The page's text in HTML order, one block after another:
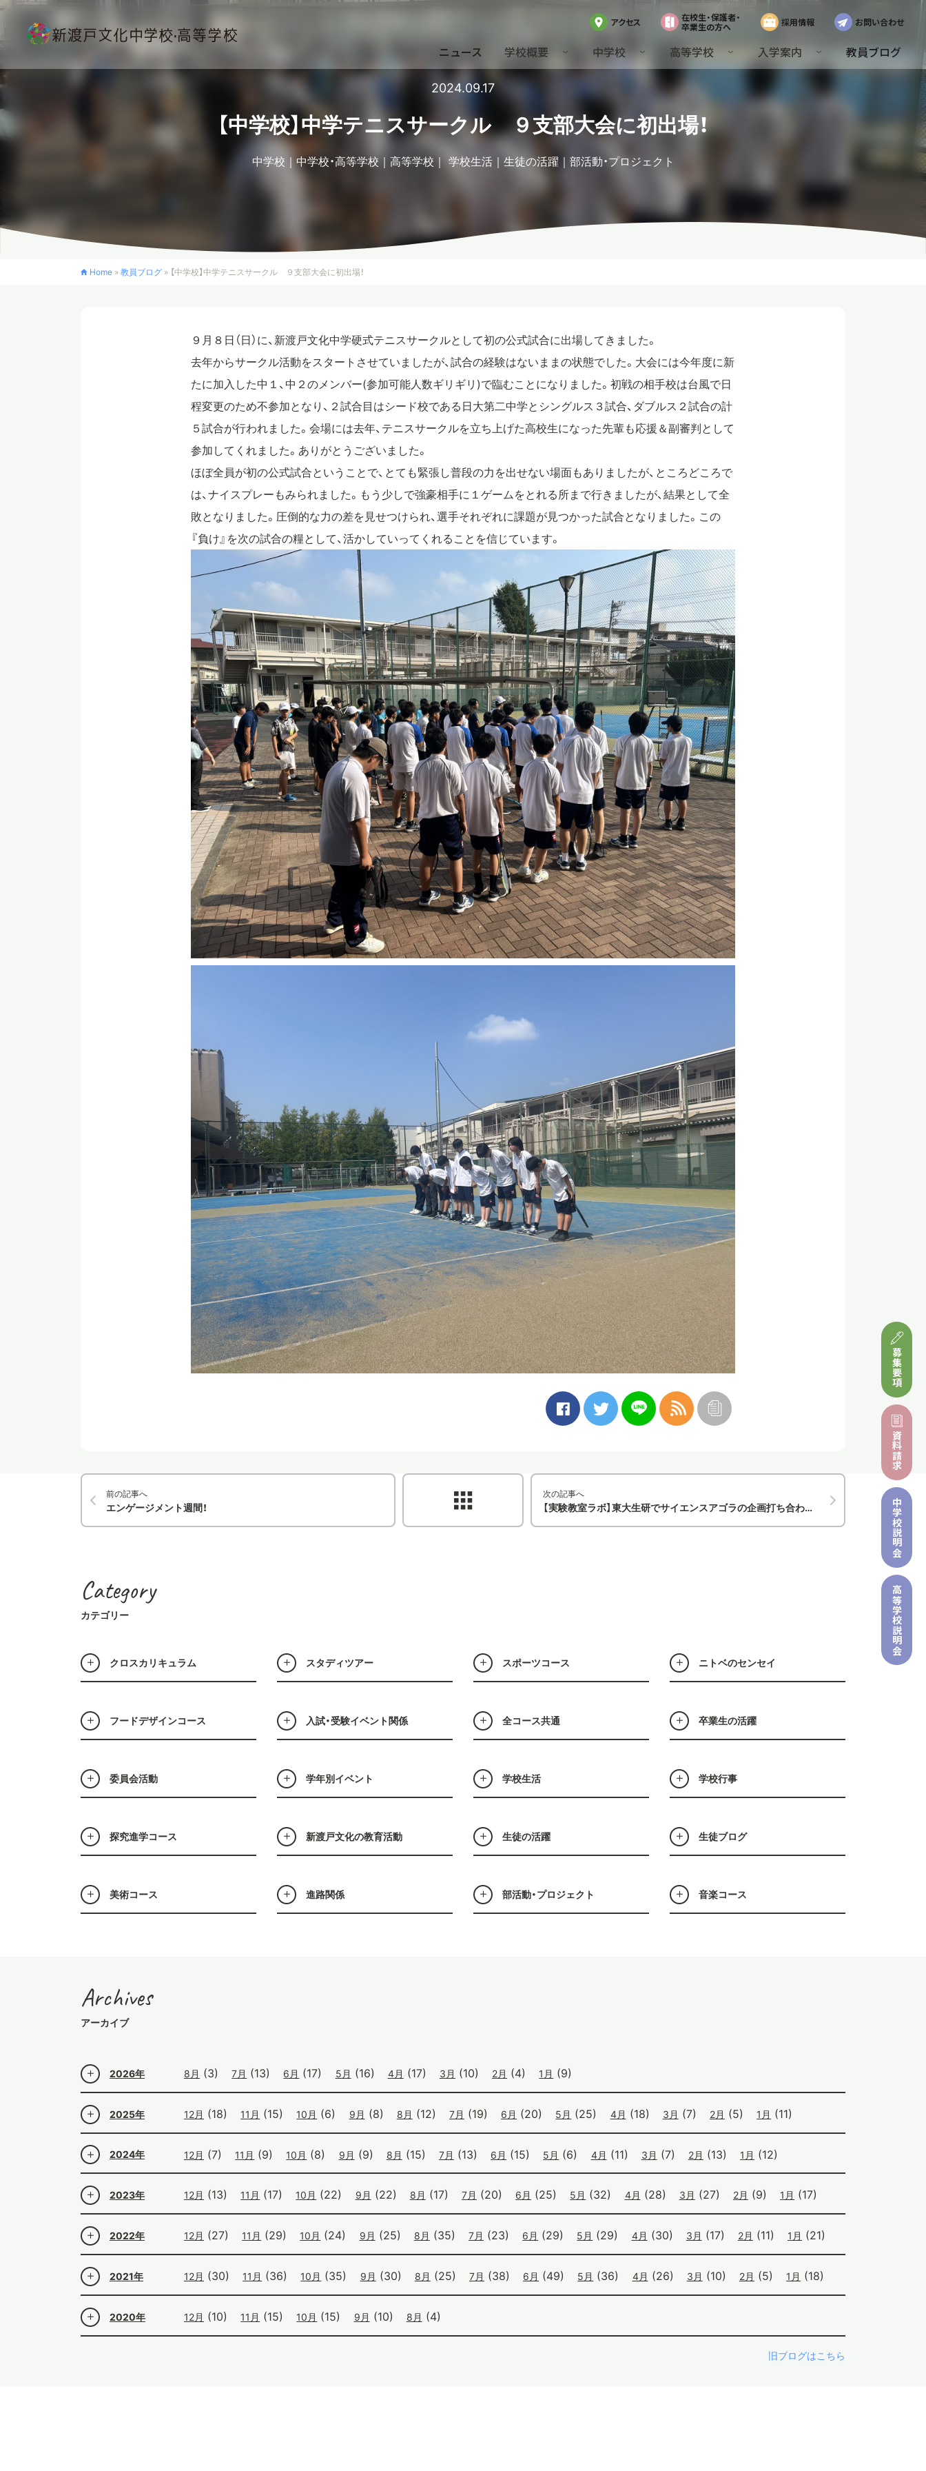
アクセス
在校生・保護者・
卒業生の方へ
採用情報 お問い合わせ
ニュース 学校概要 中学校 高等学校 入学案内 教員ブログ
募集要項
資料請求
中学校
説明会
高等学校
説明会
2024.09.17
【中学校】中学テニスサークル ９支部大会に初出場！
中学校 中学校・高等学校 高等学校 学校生活 生徒の活躍 部活動・プロジェクト
Home » 教員ブログ » 【中学校】中学テニスサークル ９支部大会に初出場！
９月８日（日）に、新渡戸文化中学硬式テニスサークルとして初の公式試合に出場してきました。
去年からサークル活動をスタートさせていましたが、試合の経験はないままの状態でした。大会には今年度に新
たに加入した中１、中２のメンバー(参加可能人数ギリギリ)で臨むことになりました。初戦の相手校は台風で日
程変更のため不参加となり、２試合目はシード校である日大第二中学とシングルス３試合、ダブルス２試合の計
５試合が行われました。会場には去年、テニスサークルを立ち上げた高校生になった先輩も応援＆副審判として
参加してくれました。ありがとうございました。
ほぼ全員が初の公式試合ということで、とても緊張し普段の力を出せない場面もありましたが、ところどころで
は、ナイスプレーもみられました。もう少しで強豪相手に１ゲームをとれる所まで行きましたが、結果として全
敗となりました。圧倒的な力の差を見せつけられ、選手それぞれに課題が見つかった試合となりました。この
『負け』を次の試合の糧として、活かしていってくれることを信じています。
前の記事へ
エンゲージメント週間！
次の記事へ
【実験教室ラボ】東大生研でサイエンスアゴラの企画打ち合わせを行いました！
Category
カテゴリー
クロスカリキュラム スタディツアー スポーツコース ニトベのセンセイ
フードデザインコース 入試・受験イベント関係 全コース共通 卒業生の活躍
委員会活動 学年別イベント 学校生活 学校行事
探究進学コース 新渡戸文化の教育活動 生徒の活躍 生徒ブログ
美術コース 進路関係 部活動・プロジェクト 音楽コース
Archives
アーカイブ
2026年 8月 (3) 7月 (13) 6月 (17) 5月 (16) 4月 (17) 3月 (10) 2月 (4) 1月 (9)
2025年 12月 (18) 11月 (15) 10月 (6) 9月 (8) 8月 (12) 7月 (19) 6月 (20) 5月 (25) 4月 (18) 3月 (7) 2月 (5) 1月 (11)
2024年 12月 (7) 11月 (9) 10月 (8) 9月 (9) 8月 (15) 7月 (13) 6月 (15) 5月 (6) 4月 (11) 3月 (7) 2月 (13) 1月 (12)
2023年 12月 (13) 11月 (17) 10月 (22) 9月 (22) 8月 (17) 7月 (20) 6月 (25) 5月 (32) 4月 (28) 3月 (27) 2月 (9) 1月 (17)
2022年 12月 (27) 11月 (29) 10月 (24) 9月 (25) 8月 (35) 7月 (23) 6月 (29) 5月 (29) 4月 (30) 3月 (17) 2月 (11) 1月 (21)
2021年 12月 (30) 11月 (36) 10月 (35) 9月 (30) 8月 (25) 7月 (38) 6月 (49) 5月 (36) 4月 (26) 3月 (10) 2月 (5) 1月 (18)
2020年 12月 (10) 11月 (15) 10月 (15) 9月 (10) 8月 (4)
旧ブログはこちら